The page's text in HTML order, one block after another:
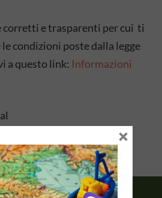
corretti e trasparenti per cui ti
condizioni poste dalla legge
a questo link: Informazioni
×